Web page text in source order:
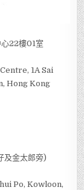
22樓01室
1A Sai
Hong Kong
及金太郎旁)
Po, Kowloon,